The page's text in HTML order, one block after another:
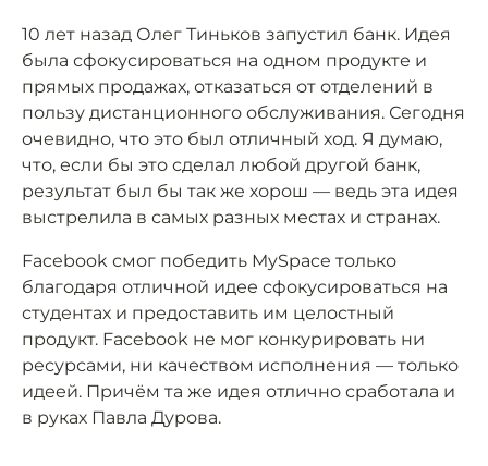
10 лет назад Олег Тиньков запустил банк. Идея
была сфокусироваться на одном продукте и
прямых продажах, отказаться от отделений в
пользу дистанционного обслуживания. Сегодня
очевидно, что это был отличный ход. Я думаю,
что, если бы это сделал любой другой банк,
результат был бы так же хорош — ведь эта идея
выстрелила в самых разных местах и странах.
Facebook смог победить MySpace только
благодаря отличной идее сфокусироваться на
студентах и предоставить им целостный
продукт. Facebook не мог конкурировать ни
ресурсами, ни качеством исполнения — только
идеей. Причём та же идея отлично сработала и
в руках Павла Дурова.